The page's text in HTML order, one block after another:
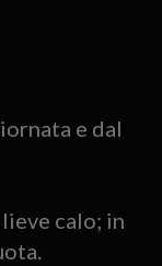
e dal
calo; in